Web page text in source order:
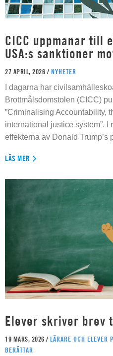
CICC uppmanar till
USA:s sanktioner
27 APRIL, 2026 / NYHETER
I dagarna har
Brottmålsdomstolen (CICC)
”Criminalising Accountability,
international justice system”. I
effekterna av Donald Trump’s
LÄS MER
Elever skriver brev
19 MARS, 2026 / LÄRARE OCH ELEVER
BERÄTTAR